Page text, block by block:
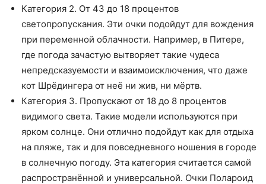
Категория 2. От 43 до 18 процентов
светопропускания. Эти очки подойдут для вождения
при переменной облачности. Например, в Питере,
где погода зачастую вытворяет такие чудеса
непредсказуемости и взаимоисключения, что даже
кот Шрёдингера от неё ни жив, ни мёртв.
Категория 3. Пропускают от 18 до 8 процентов
видимого света. Такие модели используются при
ярком солнце. Они отлично подойдут как для отдыха
на пляже, так и для повседневного ношения в городе
в солнечную погоду. Эта категория считается самой
распространённой и универсальной. Очки Полароид